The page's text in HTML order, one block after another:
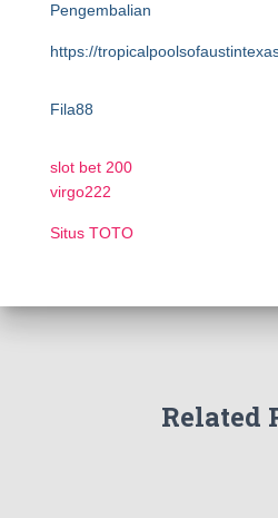
Pengembalian
https://
Fila88
slot bet 200
virgo222
Situs TOTO
Related